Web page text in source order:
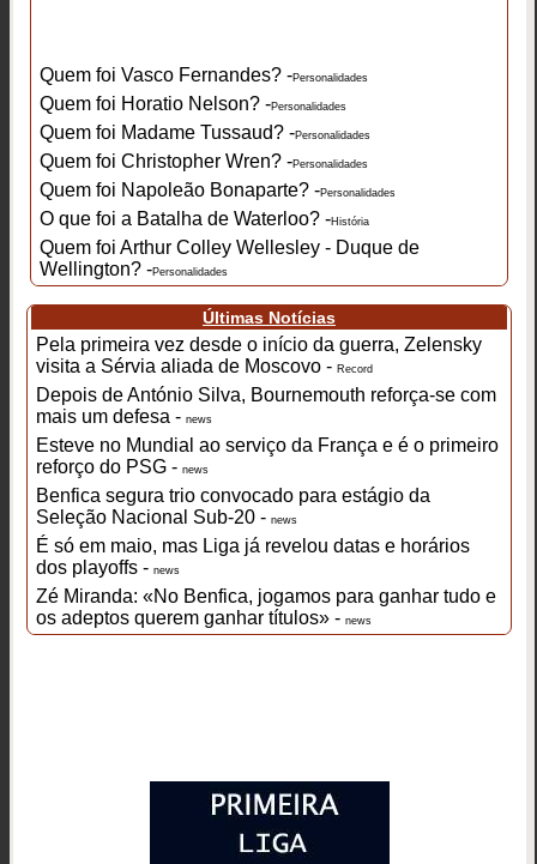
Quem foi Vasco Fernandes? -Personalidades
Quem foi Horatio Nelson? -Personalidades
Quem foi Madame Tussaud? -Personalidades
Quem foi Christopher Wren? -Personalidades
Quem foi Napoleão Bonaparte? -Personalidades
O que foi a Batalha de Waterloo? -História
Quem foi Arthur Colley Wellesley - Duque de
Wellington? -Personalidades
Últimas Notícias
Pela primeira vez desde o início da guerra, Zelensky
visita a Sérvia aliada de Moscovo - Record
Depois de António Silva, Bournemouth reforça-se com
mais um defesa - news
Esteve no Mundial ao serviço da França e é o primeiro
reforço do PSG - news
Benfica segura trio convocado para estágio da
Seleção Nacional Sub-20 - news
É só em maio, mas Liga já revelou datas e horários
dos playoffs - news
Zé Miranda: «No Benfica, jogamos para ganhar tudo e
os adeptos querem ganhar títulos» - news